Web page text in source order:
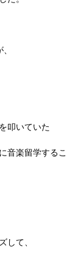
叩いていた
音楽留学するこ
して、